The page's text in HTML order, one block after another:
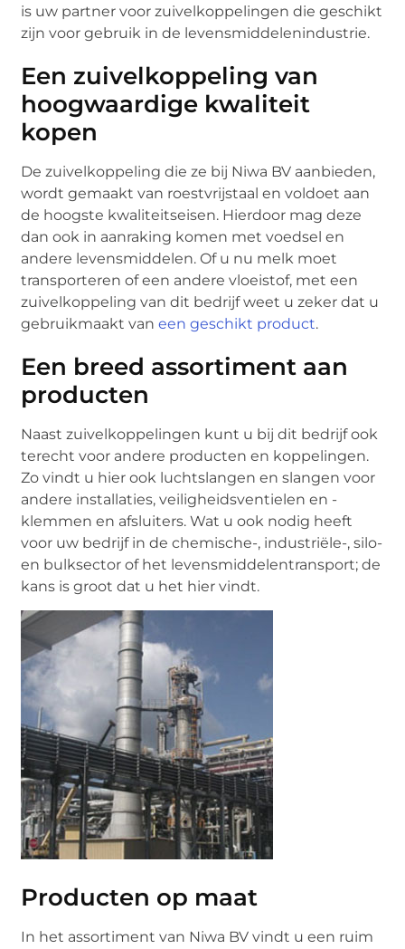
is uw partner voor zuivelkoppelingen die geschikt
zijn voor gebruik in de levensmiddelenindustrie.
Een zuivelkoppeling van
hoogwaardige kwaliteit
kopen
De zuivelkoppeling die ze bij Niwa BV aanbieden,
wordt gemaakt van roestvrijstaal en voldoet aan
de hoogste kwaliteitseisen. Hierdoor mag deze
dan ook in aanraking komen met voedsel en
andere levensmiddelen. Of u nu melk moet
transporteren of een andere vloeistof, met een
zuivelkoppeling van dit bedrijf weet u zeker dat u
gebruikmaakt vaneen geschikt product.
Een breed assortiment aan
producten
Naast zuivelkoppelingen kunt u bij dit bedrijf ook
terecht voor andere producten en koppelingen.
Zo vindt u hier ook luchtslangen en slangen voor
andere installaties, veiligheidsventielen en -
klemmen en afsluiters. Wat u ook nodig heeft
voor uw bedrijf in de chemische-, industriële-, silo-
en bulksector of het levensmiddelentransport; de
kans is groot dat u het hier vindt.
Producten op maat
In het assortiment van Niwa BV vindt u een ruim